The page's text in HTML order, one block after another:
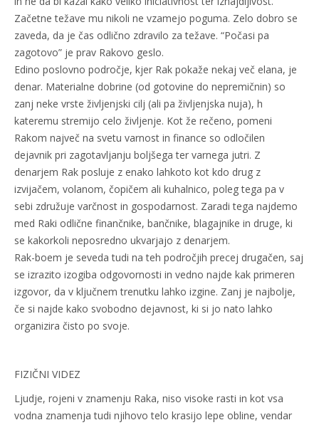
Začetne težave mu nikoli ne vzamejo poguma. Zelo dobro se
zaveda, da je čas odlično zdravilo za težave. “Počasi pa
zagotovo” je prav Rakovo geslo.
Edino poslovno področje, kjer Rak pokaže nekaj več elana, je
denar. Materialne dobrine (od gotovine do nepremičnin) so
zanj neke vrste življenjski cilj (ali pa življenjska nuja), h
kateremu stremijo celo življenje. Kot že rečeno, pomeni
Rakom največ na svetu varnost in finance so odločilen
dejavnik pri zagotavljanju boljšega ter varnega jutri. Z
denarjem Rak posluje z enako lahkoto kot kdo drug z
izvijačem, volanom, čopičem ali kuhalnico, poleg tega pa v
sebi združuje varčnost in gospodarnost. Zaradi tega najdemo
med Raki odlične finančnike, bančnike, blagajnike in druge, ki
se kakorkoli neposredno ukvarjajo z denarjem.
Rak-boem je seveda tudi na teh področjih precej drugačen, saj
se izrazito izogiba odgovornosti in vedno najde kak primeren
izgovor, da v ključnem trenutku lahko izgine. Zanj je najbolje,
če si najde kako svobodno dejavnost, ki si jo nato lahko
organizira čisto po svoje.
FIZIČNI VIDEZ
Ljudje, rojeni v znamenju Raka, niso visoke rasti in kot vsa
vodna znamenja tudi njihovo telo krasijo lepe obline, vendar